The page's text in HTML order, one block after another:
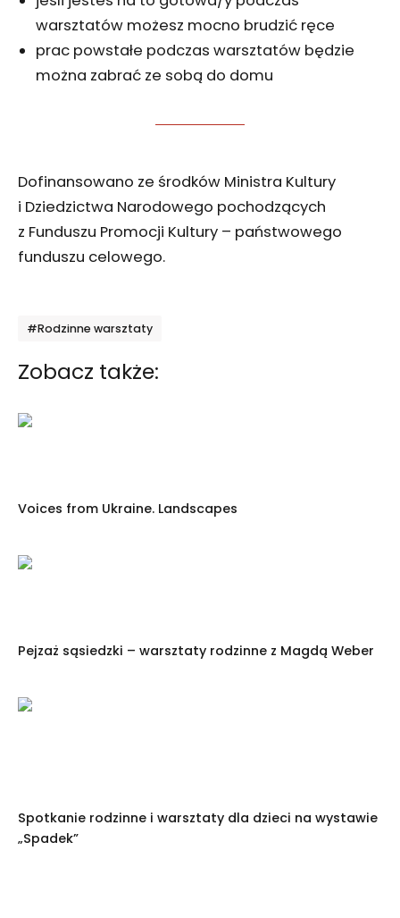
warsztatów możesz mocno brudzić ręce
prac powstałe podczas warsztatów będzie
można zabrać ze sobą do domu
Dofinansowano ze środków Ministra Kultury
i Dziedzictwa Narodowego pochodzących
z Funduszu Promocji Kultury – państwowego
funduszu celowego.
#Rodzinne warsztaty
Zobacz także:
Voices from Ukraine. Landscapes
Pejzaż sąsiedzki – warsztaty rodzinne z Magdą Weber
Spotkanie rodzinne i warsztaty dla dzieci na wystawie
„Spadek”